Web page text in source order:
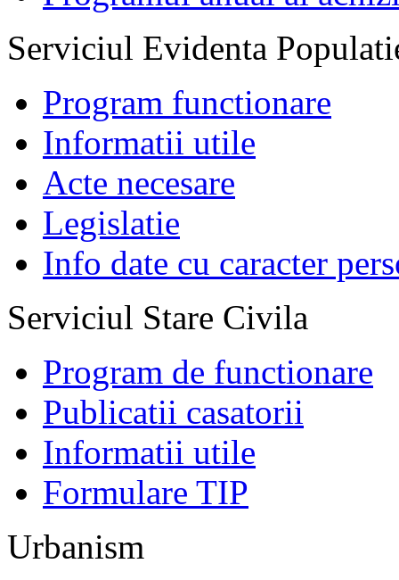
Serviciul Evidenta
Program functionare
Informatii utile
Acte necesare
Legislatie
Info date cu caracter
Serviciul Stare Civila
Program de functionare
Publicatii casatorii
Informatii utile
Formulare TIP
Urbanism